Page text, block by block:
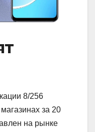
8/256
за 20
на рынке